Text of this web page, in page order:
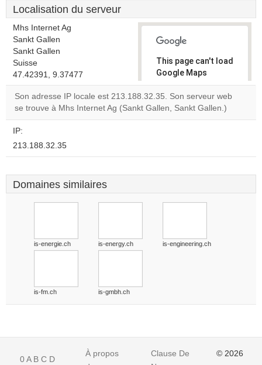
Localisation du serveur
Mhs Internet Ag
Sankt Gallen
Sankt Gallen
Suisse
47.42391, 9.37477
This page can't load
Google Maps
correctly.
Do you
own this
OK
Son adresse IP locale est 213.188.32.35. Son serveur web
se trouve à Mhs Internet Ag (Sankt Gallen, Sankt Gallen.)
IP:
213.188.32.35
Domaines similaires
is-energie.ch is-energy.ch is-engineering.ch
is-fm.ch is-gmbh.ch
0A B C D
À propos
Clause De
© 2026